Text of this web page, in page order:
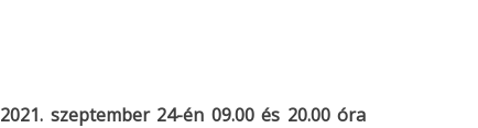
2021. szeptember 24-én 09.00 és 20.00 óra